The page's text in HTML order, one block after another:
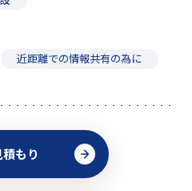
近距離での情報共有の為に
もり